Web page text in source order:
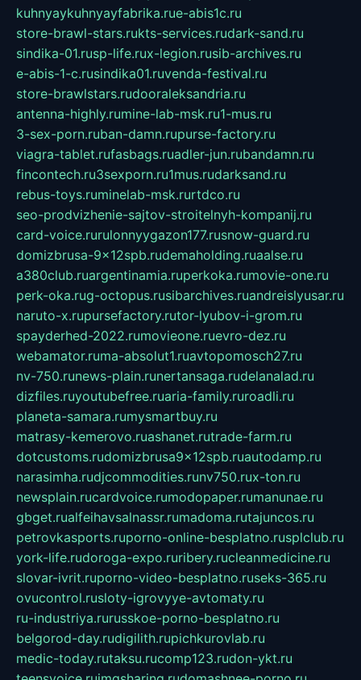
kuhnyaykuhnyayfabrika.rue-abis1c.ru
store-brawl-stars.rukts-services.rudark-sand.ru
sindika-01.rusp-life.rux-legion.rusib-archives.ru
e-abis-1-c.rusindika01.ruvenda-festival.ru
store-brawlstars.rudooraleksandria.ru
antenna-highly.rumine-lab-msk.ru1-mus.ru
3-sex-porn.ruban-damn.rupurse-factory.ru
viagra-tablet.rufasbags.ruadler-jun.rubandamn.ru
fincontech.ru3sexporn.ru1mus.rudarksand.ru
rebus-toys.ruminelab-msk.rurtdco.ru
seo-prodvizhenie-sajtov-stroitelnyh-kompanij.ru
card-voice.rurulonnyygazon177.rusnow-guard.ru
domizbrusa-9x12spb.rudemaholding.ruaalse.ru
a380club.ruargentinamia.ruperkoka.rumovie-one.ru
perk-oka.rug-octopus.rusibarchives.ruandreislyusar.ru
naruto-x.rupursefactory.rutor-lyubov-i-grom.ru
spayderhed-2022.rumovieone.ruevro-dez.ru
webamator.ruma-absolut1.ruavtopomosch27.ru
nv-750.runews-plain.runertansaga.rudelanalad.ru
dizfiles.ruyoutubefree.ruaria-family.ruroadli.ru
planeta-samara.rumysmartbuy.ru
matrasy-kemerovo.ruashanet.rutrade-farm.ru
dotcustoms.rudomizbrusa9x12spb.ruautodamp.ru
narasimha.rudjcommodities.runv750.rux-ton.ru
newsplain.rucardvoice.rumodopaper.rumanunae.ru
gbget.rualfeihavsalnassr.rumadoma.rutajuncos.ru
petrovkasports.ruporno-online-besplatno.rusplclub.ru
york-life.rudoroga-expo.ruribery.rucleanmedicine.ru
slovar-ivrit.ruporno-video-besplatno.ruseks-365.ru
ovucontrol.rusloty-igrovyye-avtomaty.ru
ru-industriya.rurusskoe-porno-besplatno.ru
belgorod-day.rudigilith.rupichkurovlab.ru
medic-today.rutaksu.rucomp123.rudon-ykt.ru